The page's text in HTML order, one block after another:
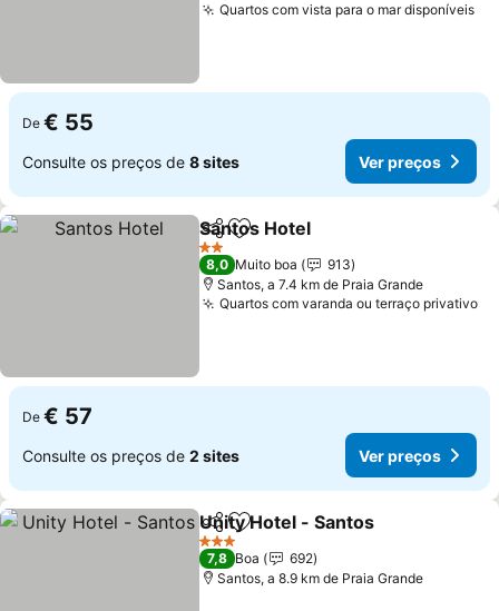
Quartos com vista para o mar disponíveis
De € 55
Consulte os preços de 8 sites Ver preços
PartilharAdicionar aos favoritos
Santos Hotel
2 Estrelas
8,0 Muito boa
913
Santos, a 7.4 km de Praia Grande
Quartos com varanda ou terraço privativo
De € 57
Consulte os preços de 2 sites Ver preços
PartilharAdicionar aos favoritos
Unity Hotel - Santos
3 Estrelas
7,8 Boa
692
Santos, a 8.9 km de Praia Grande